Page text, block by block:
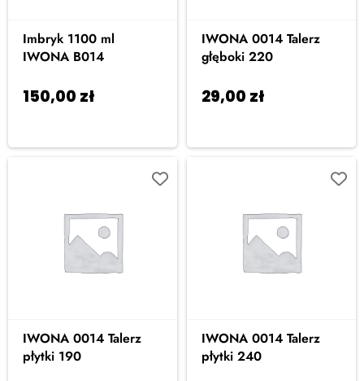
Imbryk 1100 ml
IWONA B014
150,00 zł
IWONA 0014 Talerz
głęboki 220
29,00 zł
IWONA 0014 Talerz
płytki 190
IWONA 0014 Talerz
płytki 240